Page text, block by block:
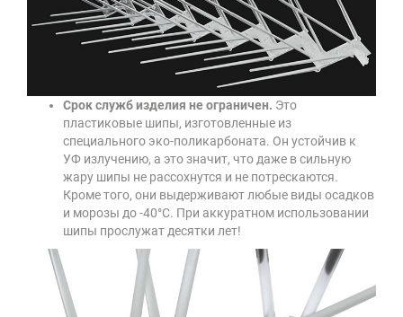
Срок служб изделия не ограничен. Это
пластиковые шипы, изготовленные из
специального эко-поликарбоната. Он устойчив к
УФ излучению, а это значит, что даже в сильную
жару шипы не рассохнутся и не потрескаются.
Кроме того, они выдерживают любые виды осадков
и морозы до -40°С. При аккуратном использовании
шипы прослужат десятки лет!